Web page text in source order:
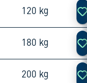
120 kg
180 kg
200 kg